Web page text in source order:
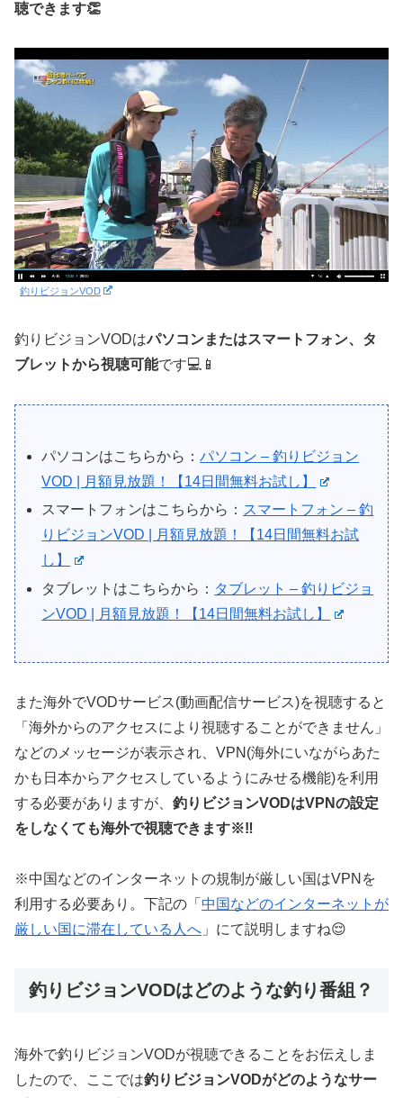
聴できます👏
釣りビジョンVOD
釣りビジョンVODはパソコンまたはスマートフォン、タ
ブレットから視聴可能です💻📱
パソコンはこちらから：パソコン – 釣りビジョン
VOD | 月額見放題！【14日間無料お試し】
スマートフォンはこちらから： スマートフォン – 釣
りビジョンVOD | 月額見放題！【14日間無料お試
し】
タブレットはこちらから： タブレット – 釣りビジョ
ンVOD | 月額見放題！【14日間無料お試し】
また海外でVODサービス(動画配信サービス)を視聴すると
「海外からのアクセスにより視聴することができません」
などのメッセージが表示され、VPN(海外にいながらあた
かも日本からアクセスしているようにみせる機能)を利用
する必要がありますが、 釣りビジョンVODはVPNの設定
をしなくても海外で視聴できます※‼️
※中国などのインターネットの規制が厳しい国はVPNを
利用する必要あり。下記の「 中国などのインターネットが
厳しい国に滞在している人へ 」にて説明しますね😌
釣りビジョンVODはどのような釣り番組？
海外で釣りビジョンVODが視聴できることをお伝えしま
したので、ここでは釣りビジョンVODがどのようなサー